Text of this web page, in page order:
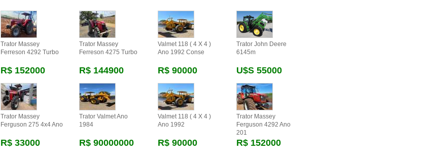
Trator Massey
Ferreson 4292 Turbo
R$ 152000
Trator Massey
Ferreson 4275 Turbo
R$ 144900
Valmet 118 ( 4 X 4 )
Ano 1992 Conse
R$ 90000
Trator John Deere
6145m
U$s 55000
Trator Massey
Ferguson 275 4x4 Ano
R$ 33000
Trator Valmet Ano
1984
R$ 90000000
Valmet 118 ( 4 X 4 )
Ano 1992
R$ 90000
Trator Massey
Ferguson 4292 Ano
201
R$ 152000